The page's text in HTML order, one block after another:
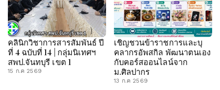
คลินิกวิชาการสารสัมพันธ์ ปี
ที่ 4 ฉบับที่ 14 | กลุ่มนิเทศฯ
สพป.จันทบุรี เขต 1
15 ก.ค 2569
เชิญชวนข้าราชการและบุ
คลากรอัพสกิล พัฒนาตนเอง
กับคอร์สออนไลน์จาก
ม.ศิลปากร
13 ก.ค 2569